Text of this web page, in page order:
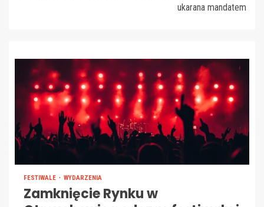
ukarana mandatem
FESTIWALE WYDARZENIA
Zamknięcie Rynku w